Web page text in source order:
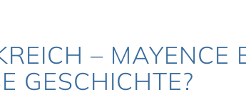
– MAYENCE
GESCHICHTE?